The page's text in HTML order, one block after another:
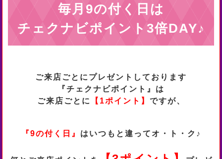
毎月9の付く日は
チェクナビポイント3倍DAY♪
ご来店ごとにプレゼントしております
『チェクナビポイント』は
ご来店ごとに
【1ポイント】 ですが、
『9の付く日』 はいつもと違ってオ・ト・ク♪